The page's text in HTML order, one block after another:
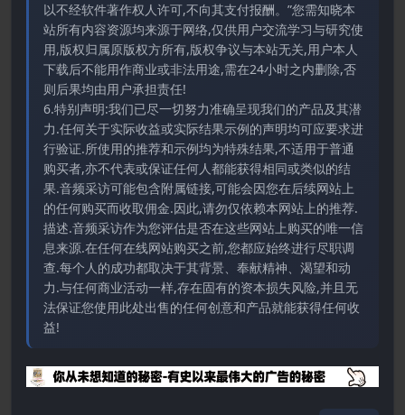
以不经软件著作权人许可,不向其支付报酬。”您需知晓本
站所有内容资源均来源于网络,仅供用户交流学习与研究使
用,版权归属原版权方所有,版权争议与本站无关,用户本人
下载后不能用作商业或非法用途,需在24小时之内删除,否
则后果均由用户承担责任!
6.特别声明:我们已尽一切努力准确呈现我们的产品及其潜
力.任何关于实际收益或实际结果示例的声明均可应要求进
行验证.所使用的推荐和示例均为特殊结果,不适用于普通
购买者,亦不代表或保证任何人都能获得相同或类似的结
果.音频采访可能包含附属链接,可能会因您在后续网站上
的任何购买而收取佣金.因此,请勿仅依赖本网站上的推荐.
描述.音频采访作为您评估是否在这些网站上购买的唯一信
息来源.在任何在线网站购买之前,您都应始终进行尽职调
查.每个人的成功都取决于其背景、奉献精神、渴望和动
力.与任何商业活动一样,存在固有的资本损失风险,并且无
法保证您使用此处出售的任何创意和产品就能获得任何收
益!